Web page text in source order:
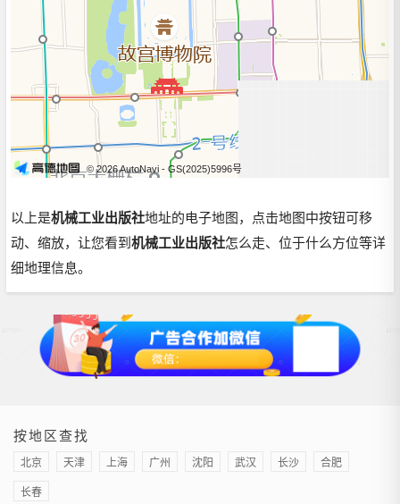
© 2026 AutoNavi - GS(2025)5996号
以上是机械工业出版社地址的电子地图，点击地图中按钮可移
动、缩放，让您看到机械工业出版社怎么走、位于什么方位等详
细地理信息。
按地区查找
北京 天津 上海 广州 沈阳 武汉 长沙
合肥
长春